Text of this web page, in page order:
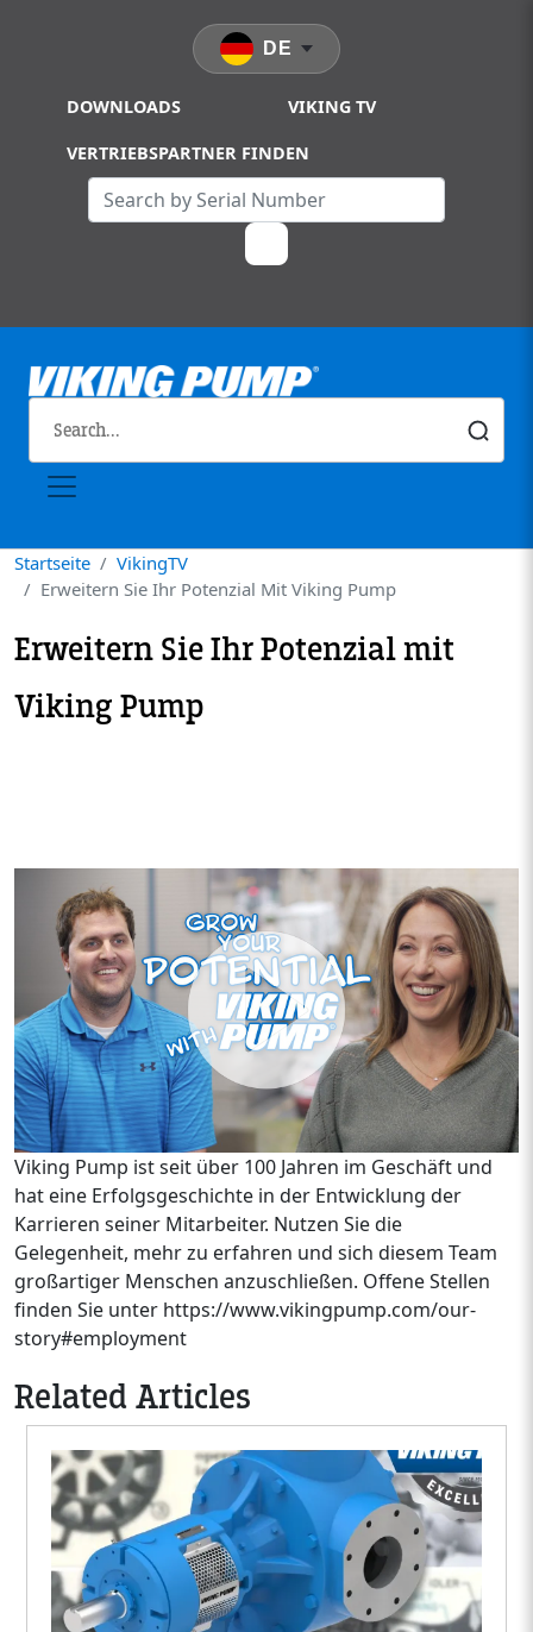
DOWNLOADS VIKING TV
VERTRIEBSPARTNER FINDEN
DE
Startseite
VikingTV
Erweitern Sie Ihr Potenzial Mit Viking Pump
Erweitern Sie Ihr Potenzial mit
Viking Pump
Viking Pump ist seit über 100 Jahren im Geschäft und
hat eine Erfolgsgeschichte in der Entwicklung der
Karrieren seiner Mitarbeiter. Nutzen Sie die
Gelegenheit, mehr zu erfahren und sich diesem Team
großartiger Menschen anzuschließen. Offene Stellen
finden Sie unter https://www.vikingpump.com/our-
story#employment
Related Articles